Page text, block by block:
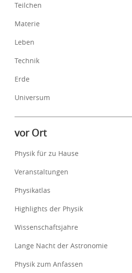
Teilchen
Materie
Leben
Technik
Erde
Universum
vor Ort
Physik für zu Hause
Veranstaltungen
Physikatlas
Highlights der Physik
Wissenschaftsjahre
Lange Nacht der Astronomie
Physik zum Anfassen